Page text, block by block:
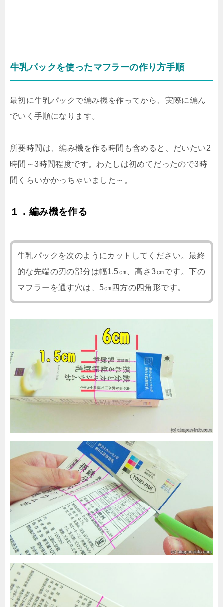
牛乳パックを使ったマフラーの作り方手順
最初に牛乳パックで編み機を作ってから、実際に編ん
でいく手順になります。
所要時間は、編み機を作る時間も含めると、だいたい2
時間～3時間程度です。わたしは初めてだったので3時
間くらいかかっちゃいました～。
１．編み機を作る
牛乳パックを次のようにカットしてください。最終
的な先端の刃の部分は幅1.5㎝、高さ3㎝です。下の
マフラーを通す穴は、5㎝四方の四角形です。